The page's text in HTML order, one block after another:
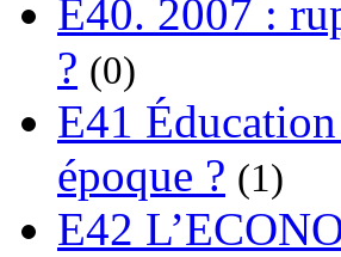
E40. 2007 :
? (0)
E41
époque ? (1)
E42